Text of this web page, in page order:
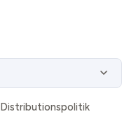
Distributionspolitik